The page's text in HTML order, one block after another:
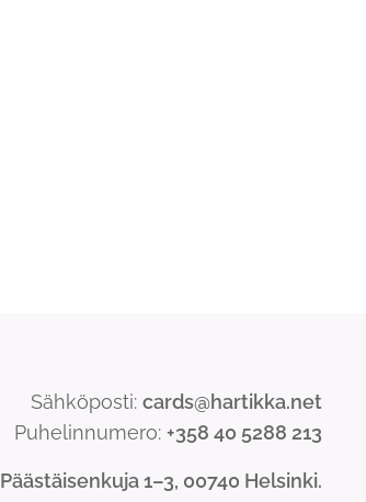
Sähköposti: cards@hartikka.net
Puhelinnumero: +358 40 5288 213
Päästäisenkuja 1–3, 00740 Helsinki.